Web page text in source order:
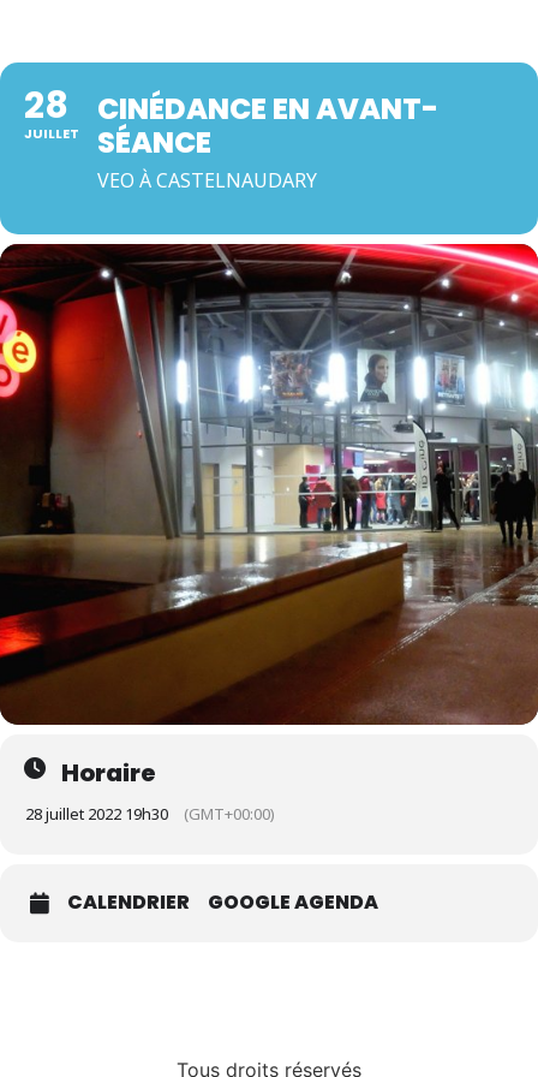
28
JUILLET
CINÉDANCE EN AVANT-
SÉANCE
VEO À CASTELNAUDARY
Horaire
28 juillet 2022 19h30 (GMT+00:00)
CALENDRIER GOOGLE AGENDA
Tous droits réservés